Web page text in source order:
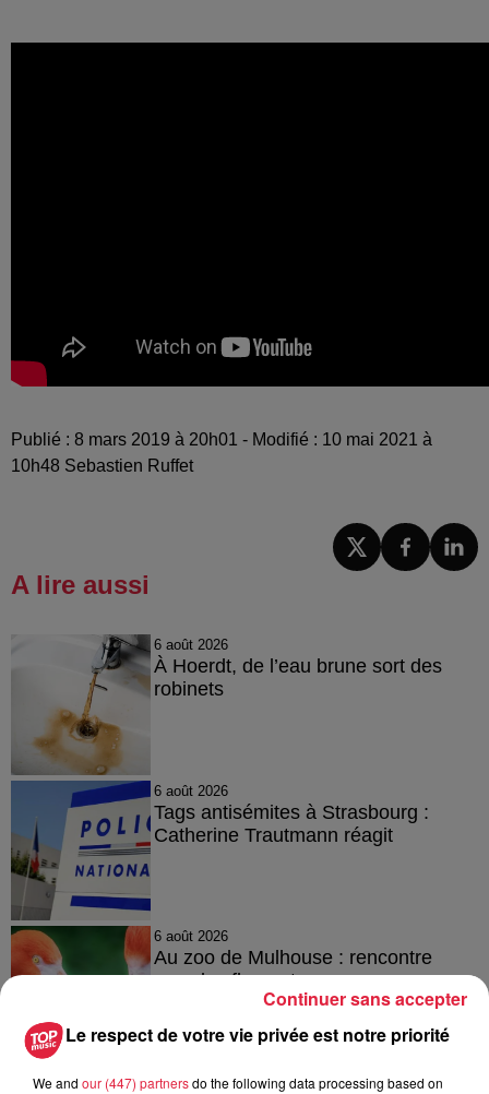
Publié : 8 mars 2019 à 20h01 - Modifié : 10 mai 2021 à
10h48 Sebastien Ruffet
A lire aussi
6 août 2026
À Hoerdt, de l’eau brune sort des
robinets
6 août 2026
Tags antisémites à Strasbourg :
Catherine Trautmann réagit
6 août 2026
Au zoo de Mulhouse : rencontre
avec les flamants rouges
Le respect de votre vie privée est notre priorité
We and our (447) partnersdo the following data processing based on
Continuer sans accepter